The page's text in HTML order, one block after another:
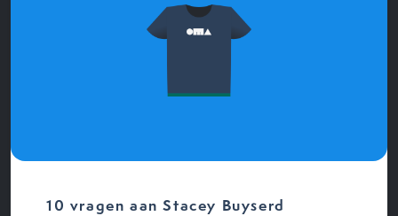
10 vragen aan Stacey Buyserd